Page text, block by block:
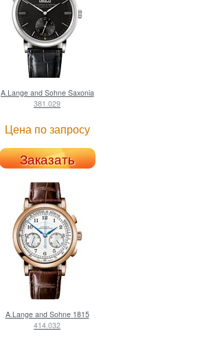
A.Lange and SohneSaxonia
381.029
Цена по запросу
Заказать
A.Lange and Sohne1815
414.032